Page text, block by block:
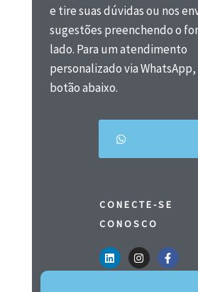
e tire suas dúvidas ou nos
sugestões preenchendo o
lado. Para um atendimento
personalizado via
botão abaixo.
CONECTE-SE
CONOSCO